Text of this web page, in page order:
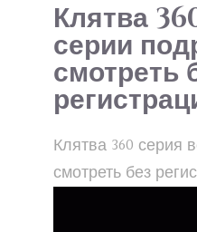
Клятва
серии
смотреть
Клятва 360 серия
смотреть без